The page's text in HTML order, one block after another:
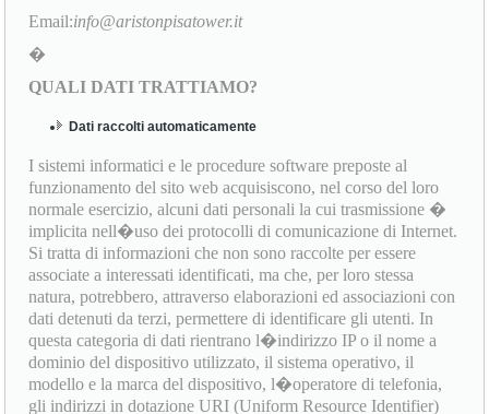
Email:info@aristonpisatower.it
�
QUALI DATI TRATTIAMO?
Dati raccolti automaticamente
I sistemi informatici e le procedure software preposte al
funzionamento del sito web acquisiscono, nel corso del loro
normale esercizio, alcuni dati personali la cui trasmissione �
implicita nell�uso dei protocolli di comunicazione di Internet.
Si tratta di informazioni che non sono raccolte per essere
associate a interessati identificati, ma che, per loro stessa
natura, potrebbero, attraverso elaborazioni ed associazioni con
dati detenuti da terzi, permettere di identificare gli utenti. In
questa categoria di dati rientrano l�indirizzo IP o il nome a
dominio del dispositivo utilizzato, il sistema operativo, il
modello e la marca del dispositivo, l�operatore di telefonia,
gli indirizzi in dotazione URI (Uniform Resource Identifier)